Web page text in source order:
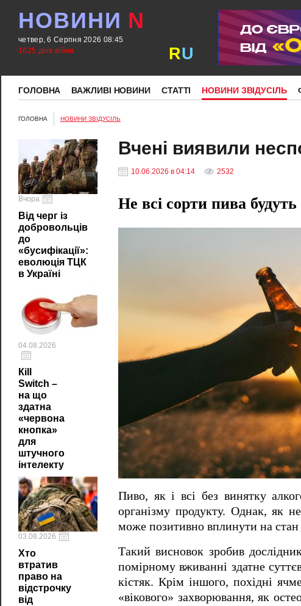
НОВИНИ N
четвер, 6 Серпня 2026 08:45
1625 днів війни
RU
ГОЛОВНА ВАЖЛИВІ НОВИНИ СТАТТІ НОВИНИ ЗВІДУСІЛЬ
ГОЛОВНА НОВИНИ ЗВІДУСІЛЬ
Вчора
Від черг із
добровольців
до
«бусифікації»:
еволюція ТЦК
в Україні
04.08.2026
Кill
Switch –
на що
здатна
«червона
кнопка»
для
штучного
інтелекту
03.08.2026
Хто
втратив
право на
відстрочку
від
Вчені виявили
10.06.2026 в 04:14 2532
Не всі сорти пива
Пиво, як і всі без винятку
організму продукту. Однак, як
може позитивно вплинути на стан
Такий висновок зробив
помірному вживанні здатне
кістяк. Крім іншого, похідні
«вікового» захворювання, як